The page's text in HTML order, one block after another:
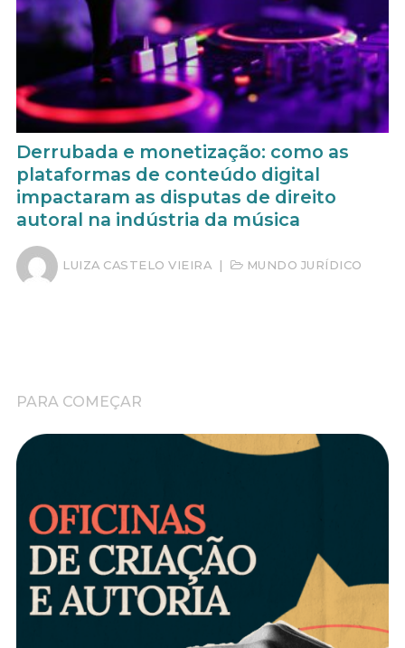
Derrubada e monetização: como as
plataformas de conteúdo digital
impactaram as disputas de direito
autoral na indústria da música
LUIZA CASTELO VIEIRA | MUNDO JURÍDICO
PARA COMEÇAR